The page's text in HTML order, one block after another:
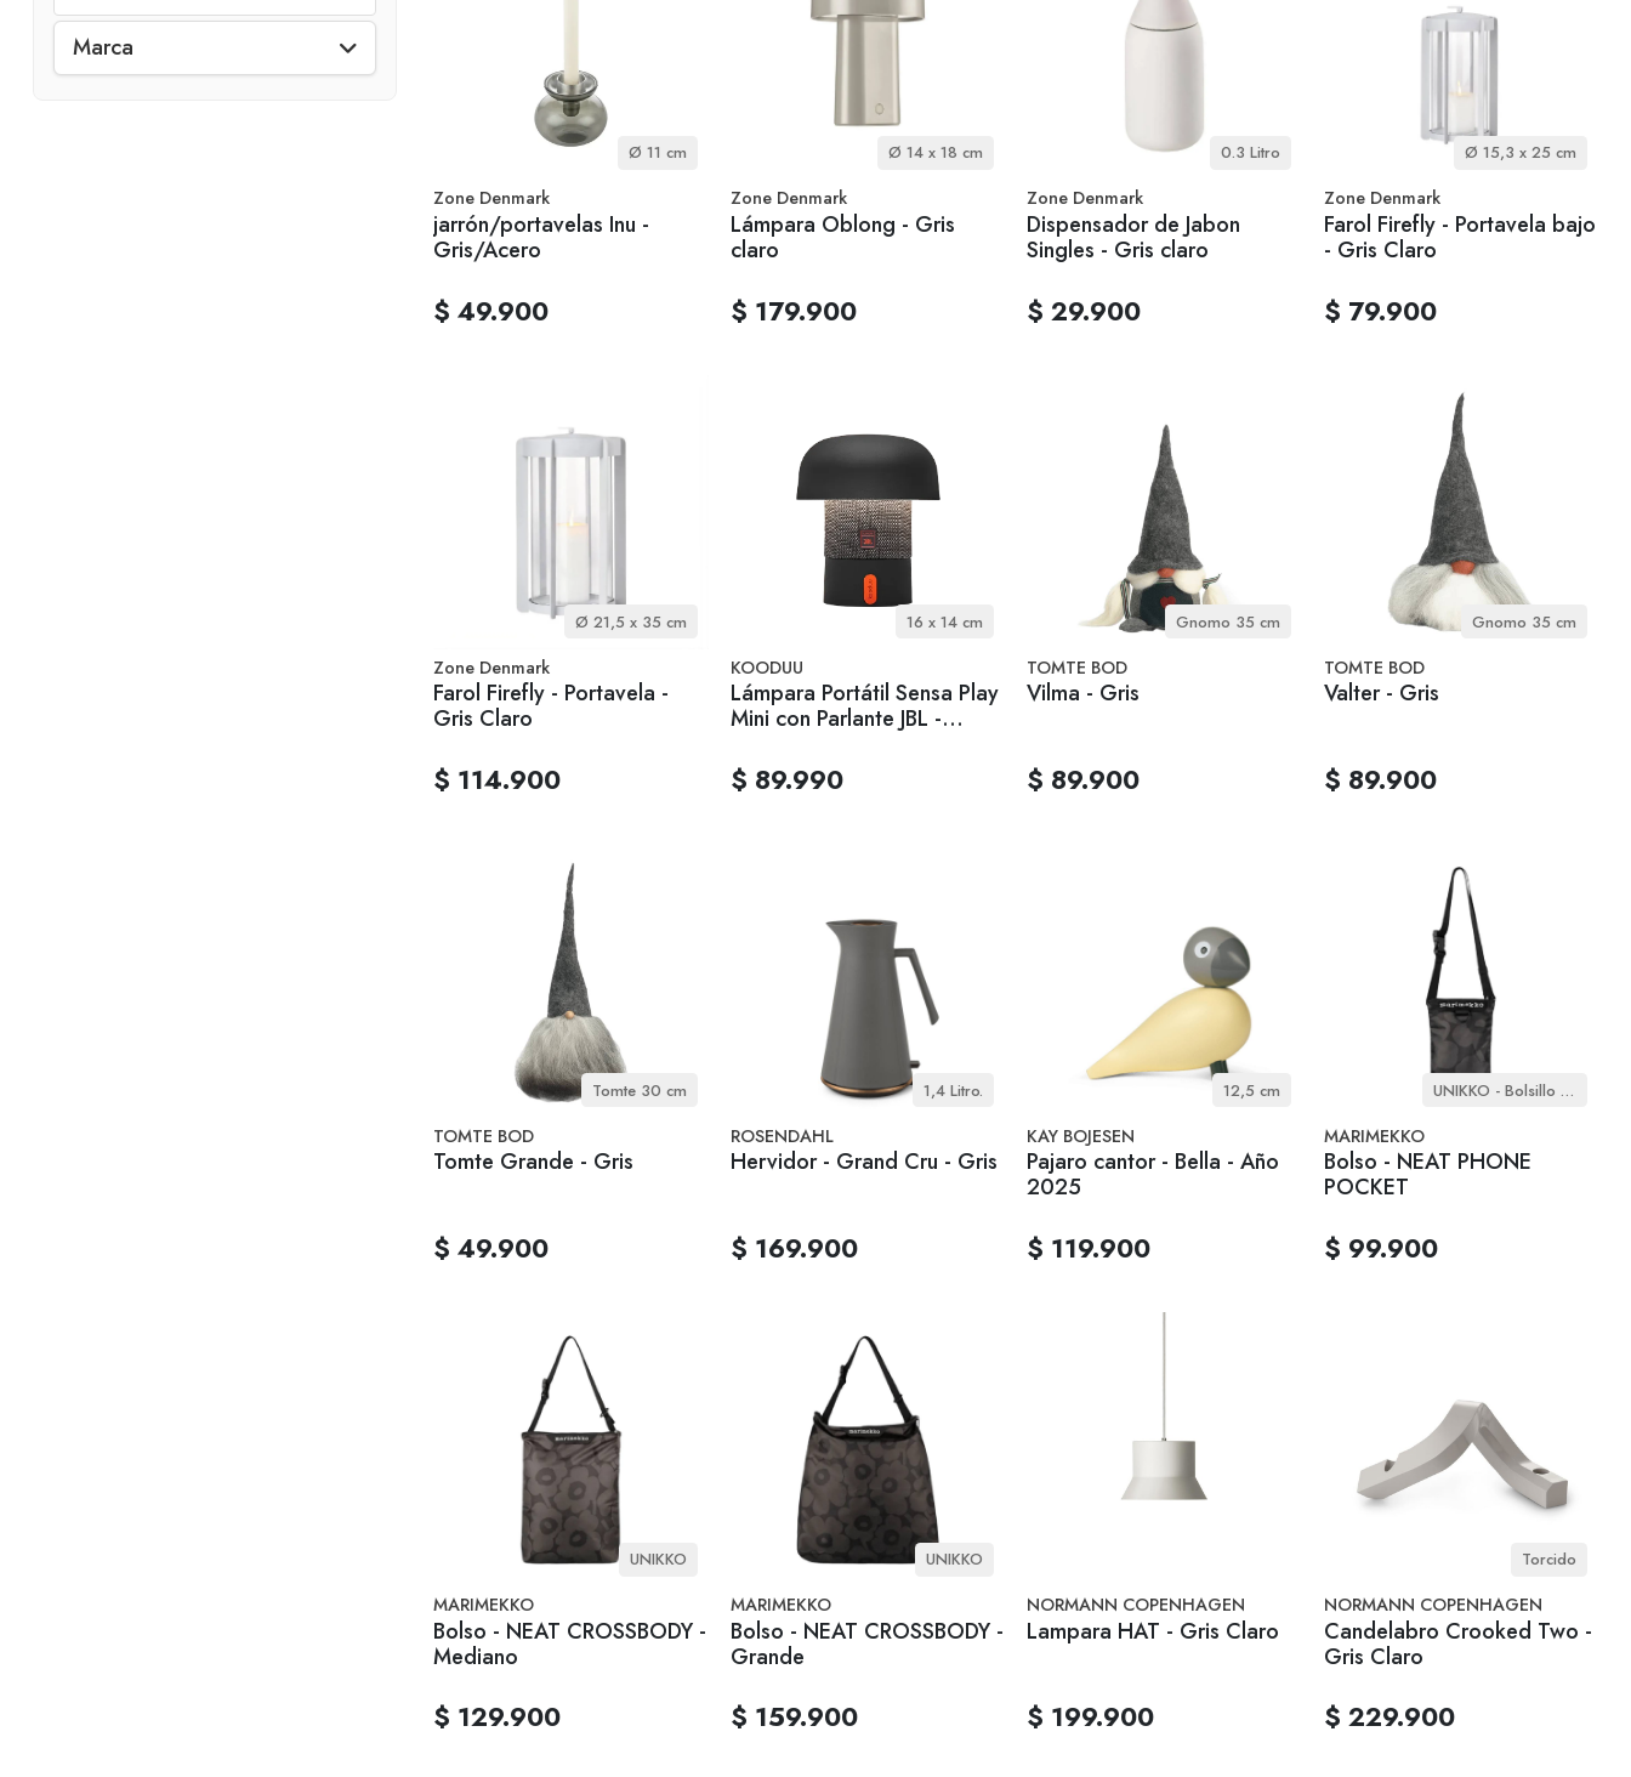
Marca
Ø 11 cm
Zone Denmark
jarrón/portavelas Inu -
Gris/Acero
$ 49.900
Ø 14 x 18 cm
Zone Denmark
Lámpara Oblong - Gris
claro
$ 179.900
0.3 Litro
Zone Denmark
Dispensador de Jabon
Singles - Gris claro
$ 29.900
Ø 15,3 x 25 cm
Zone Denmark
Farol Firefly - Portavela bajo
- Gris Claro
$ 79.900
Ø 21,5 x 35 cm
Zone Denmark
Farol Firefly - Portavela -
Gris Claro
$ 114.900
16 x 14 cm
KOODUU
Lámpara Portátil Sensa Play
Mini con Parlante JBL -
$ 89.990
Gnomo 35 cm
TOMTE BOD
Vilma - Gris
$ 89.900
Gnomo 35 cm
TOMTE BOD
Valter - Gris
$ 89.900
Tomte 30 cm
TOMTE BOD
Tomte Grande - Gris
$ 49.900
1,4 Litro.
ROSENDAHL
Hervidor - Grand Cru - Gris
$ 169.900
12,5 cm
KAY BOJESEN
Pajaro cantor - Bella - Año
2025
$ 119.900
UNIKKO - Bolsillo para teléfono
MARIMEKKO
Bolso - NEAT PHONE
POCKET
$ 99.900
UNIKKO
MARIMEKKO
Bolso - NEAT CROSSBODY -
Mediano
$ 129.900
UNIKKO
MARIMEKKO
Bolso - NEAT CROSSBODY -
Grande
$ 159.900
NORMANN COPENHAGEN
Lampara HAT - Gris Claro
$ 199.900
Torcido
NORMANN COPENHAGEN
Candelabro Crooked Two -
Gris Claro
$ 229.900